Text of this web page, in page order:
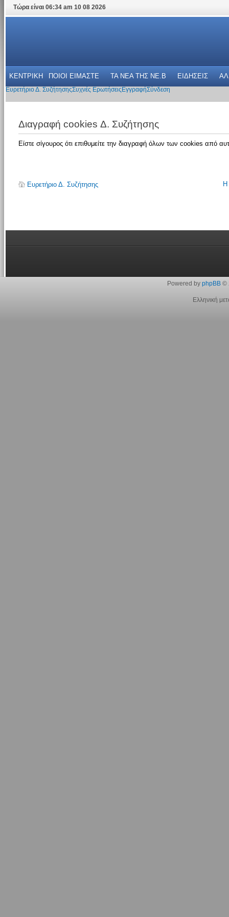
Τώρα είναι 06:34 am 10 08 2026
ΚΕΝΤΡΙΚΗ ΠΟΙΟΙ ΕΙΜΑΣΤΕ ΤΑ ΝΕΑ THΣ NE.B ΕΙΔΗΣΕΙΣ
Ευρετήριο Δ. ΣυζήτησηςΣυχνές Ερωτήσεις ΕγγραφήΣύνδεση
Διαγραφή cookies Δ. Συζήτησης
Είστε σίγουρος ότι επιθυμείτε την διαγραφή όλων των cookies από
Ευρετήριο Δ. Συζήτησης Η
Powered by phpBB©
Ελληνική